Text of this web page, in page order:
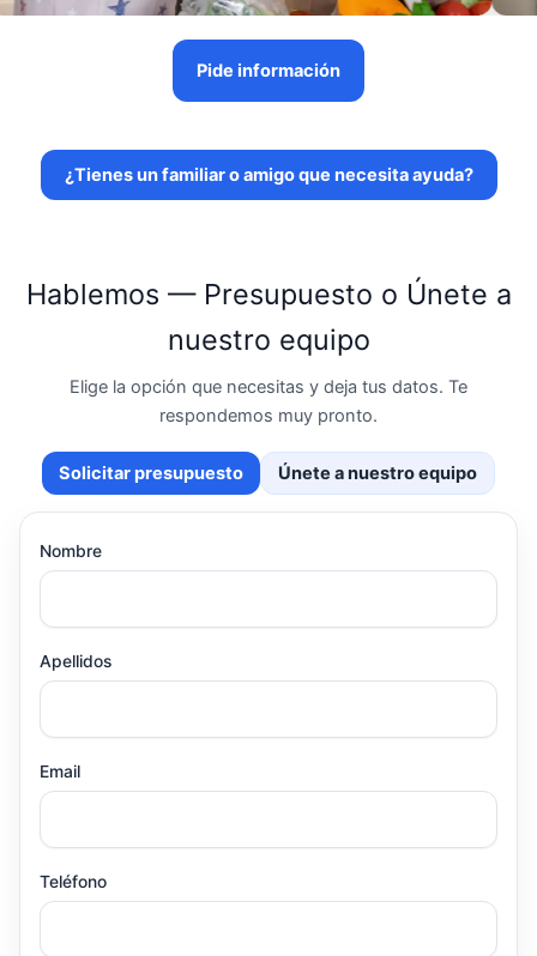
Pide información
¿Tienes un familiar o amigo que necesita ayuda?
Hablemos — Presupuesto o Únete a
nuestro equipo
Elige la opción que necesitas y deja tus datos. Te
respondemos muy pronto.
Solicitar presupuesto Únete a nuestro equipo
Nombre
Apellidos
Email
Teléfono